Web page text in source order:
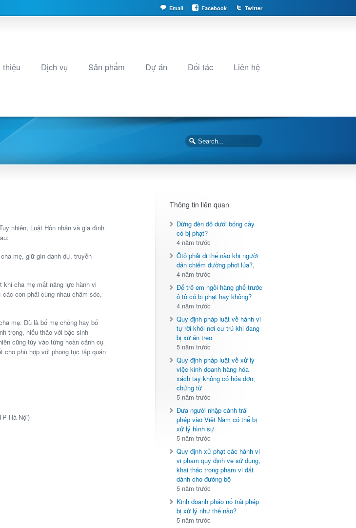
Email Facebook Twitter
thiệu Dịch vụ Sản phẩm Dự án Đối tác Liên hệ
nhiên, Luật Hôn nhân và gia đình
mẹ, giữ gìn danh dự, truyền
cha mẹ mất năng lực hành vi
con phải cùng nhau chăm sóc,
mẹ. Dù là bố mẹ chồng hay bố
trọng, hiếu thảo với bậc sinh
cũng tùy vào từng hoàn cảnh cụ
cho phù hợp với phong tục tập quán
Hà Nội)
Thông tin liên quan
Dừng đèn đỏ dưới bóng cây
có bị phạt?
4 năm trước
Ôtô phải đi thế nào khi người
dân chiếm đường phơi lúa?,
4 năm trước
Để trẻ em ngồi hàng ghế trước
ô tô có bị phạt hay không?
4 năm trước
Quy định pháp luật về hành vi
tự rời khỏi nơi cư trú khi đang
bị xử án treo
5 năm trước
Quy định pháp luật về xử lý
việc kinh doanh hàng hóa
xách tay không có hóa đơn,
chứng từ
5 năm trước
Đưa người nhập cảnh trái
phép vào Việt Nam có thể bị
xử lý hình sự
5 năm trước
Quy định xử phạt các hành vi
vi phạm quy định về sử dụng,
khai thác trong phạm vi đất
dành cho đường bộ
5 năm trước
Kinh doanh pháo nổ trái phép
bị xử lý như thế nào?
5 năm trước